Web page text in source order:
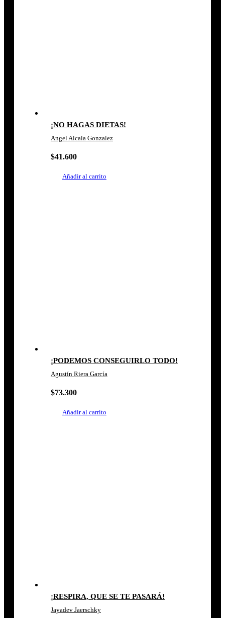
¡NO HAGAS DIETAS!
Angel Alcala Gonzalez
$41.600
Añadir al carrito
¡PODEMOS CONSEGUIRLO TODO!
Agustín Riera García
$73.300
Añadir al carrito
¡RESPIRA, QUE SE TE PASARÁ!
Jayadev Jaerschky